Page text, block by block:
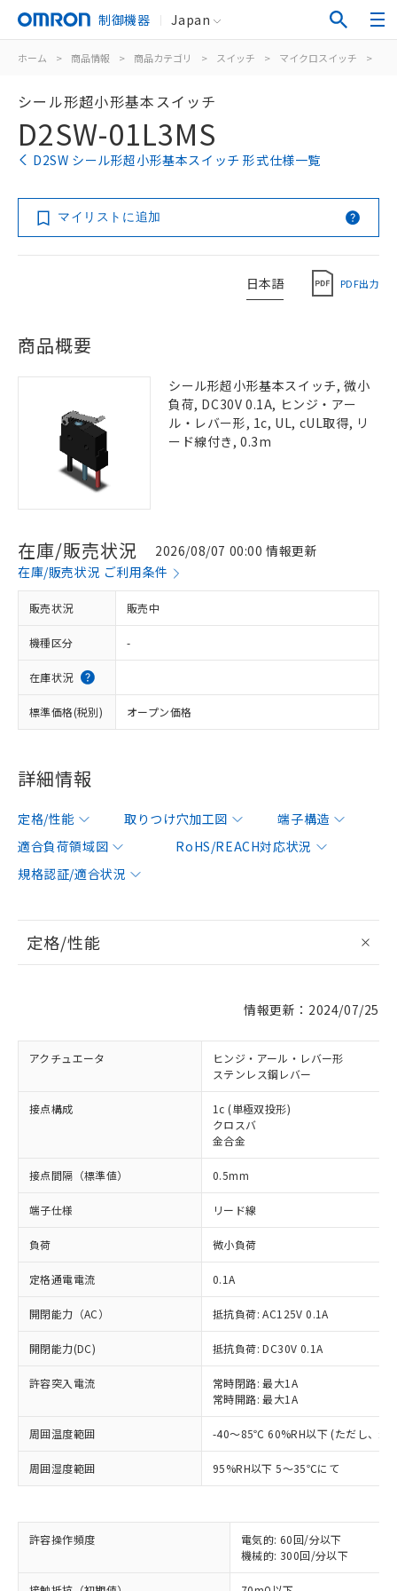
制御機器 Japan
ホーム > 商品情報 > 商品カテゴリ > スイッチ > マイクロスイッチ >
シール形超小形基本スイッチ
D2SW-01L3MS
D2SW シール形超小形基本スイッチ 形式仕様一覧
マイリストに追加
日本語 PDF出力
商品概要
シール形超小形基本スイッチ, 微小
負荷, DC30V 0.1A, ヒンジ・アー
ル・レバー形, 1c, UL, cUL取得, リ
ード線付き, 0.3m
在庫/販売状況
2026/08/07 00:00 情報更新
在庫/販売状況 ご利用条件
販売状況 販売中
機種区分 -
在庫状況
標準価格(税別) オープン価格
詳細情報
定格/性能 取りつけ穴加工図
端子構造
適合負荷領域図
RoHS/REACH対応状況
規格認証/適合状況
定格/性能
情報更新：2024/07/25
アクチュエータ
ヒンジ・アール・レバー形
ステンレス鋼レバー
接点構成
1c (単極双投形)
クロスバ
金合金
接点間隔（標準値） 0.5mm
端子仕様 リード線
負荷 微小負荷
定格通電電流 0.1A
開閉能力（AC） 抵抗負荷: AC125V 0.1A
開閉能力(DC) 抵抗負荷: DC30V 0.1A
許容突入電流
常時閉路: 最大1A
常時開路: 最大1A
周囲温度範囲 -40～85℃ 60%RH以下 (ただし、氷
周囲湿度範囲 95%RH以下 5～35℃にて
許容操作頻度
電気的: 60回/分以下
機械的: 300回/分以下
対応済み：EU RoHS指令（10物質）の
非含有に対応した製品が提供可能な商品で
す。